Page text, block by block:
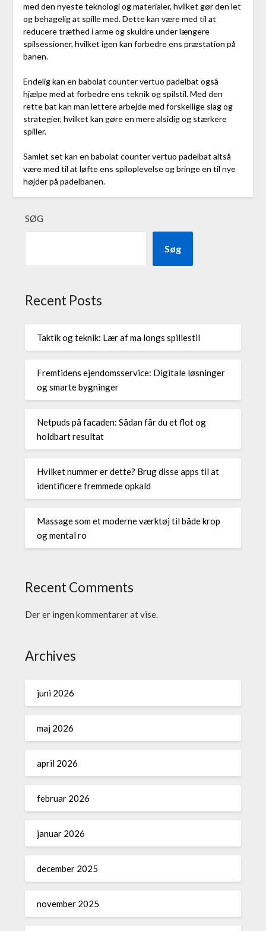
med den nyeste teknologi og materialer, hvilket gør den let
og behagelig at spille med. Dette kan være med til at
reducere træthed i arme og skuldre under længere
spilsessioner, hvilket igen kan forbedre ens præstation på
banen.
Endelig kan en babolat counter vertuo padelbat også
hjælpe med at forbedre ens teknik og spilstil. Med den
rette bat kan man lettere arbejde med forskellige slag og
strategier, hvilket kan gøre en mere alsidig og stærkere
spiller.
Samlet set kan en babolat counter vertuo padelbat altså
være med til at løfte ens spiloplevelse og bringe en til nye
højder på padelbanen.
SØG
Søg
Recent Posts
Taktik og teknik: Lær af ma longs spillestil
Fremtidens ejendomsservice: Digitale løsninger
og smarte bygninger
Netpuds på facaden: Sådan får du et flot og
holdbart resultat
Hvilket nummer er dette? Brug disse apps til at
identificere fremmede opkald
Massage som et moderne værktøj til både krop
og mental ro
Recent Comments
Der er ingen kommentarer at vise.
Archives
juni 2026
maj 2026
april 2026
februar 2026
januar 2026
december 2025
november 2025